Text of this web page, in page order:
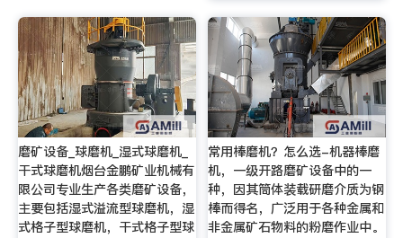
磨矿设备_球磨机_湿式球磨机_
干式球磨机烟台金鹏矿业机械有
限公司专业生产各类磨矿设备，
主要包括湿式溢流型球磨机，湿
式格子型球磨机，干式格子型球
常用棒磨机？怎么选-机器棒磨
机，一级开路磨矿设备中的一
种，因其筒体装载研磨介质为钢
棒而得名，广泛用于各种金属和
非金属矿石物料的粉磨作业中。